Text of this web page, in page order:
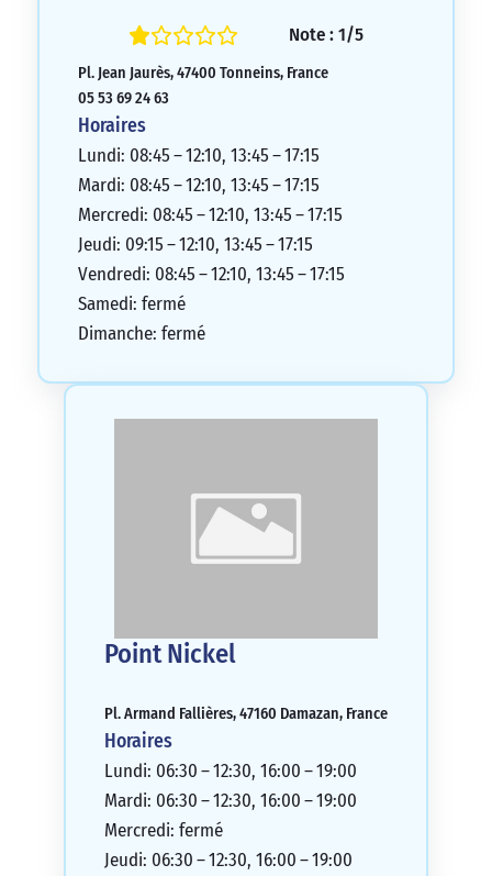
Note : 1/5
Pl. Jean Jaurès, 47400 Tonneins, France
05 53 69 24 63
Horaires
Lundi: 08:45 – 12:10, 13:45 – 17:15
Mardi: 08:45 – 12:10, 13:45 – 17:15
Mercredi: 08:45 – 12:10, 13:45 – 17:15
Jeudi: 09:15 – 12:10, 13:45 – 17:15
Vendredi: 08:45 – 12:10, 13:45 – 17:15
Samedi: fermé
Dimanche: fermé
Point Nickel
Pl. Armand Fallières, 47160 Damazan, France
Horaires
Lundi: 06:30 – 12:30, 16:00 – 19:00
Mardi: 06:30 – 12:30, 16:00 – 19:00
Mercredi: fermé
Jeudi: 06:30 – 12:30, 16:00 – 19:00